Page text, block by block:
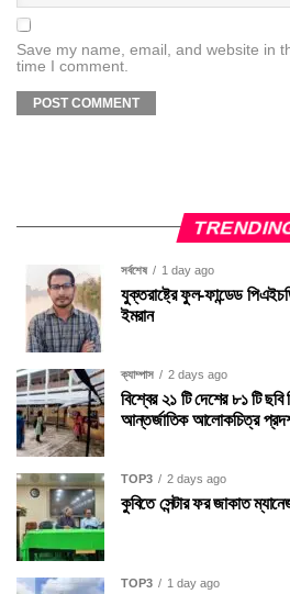
Save my name, email, and website in
time I comment.
সর্বশেষ 1 day ago
যুক্তরাষ্ট্রে ফুল-ফান্ডেড
ইমরান
ক্যাম্পাস 2 days ago
বিশ্বের ২১ টি দেশের ৮১ টি ছবি
আন্তর্জাতিক আলোকচিত্র
TOP3 2 days ago
কুবিতে সেন্টার ফর জাকাত
TOP3 1 day ago